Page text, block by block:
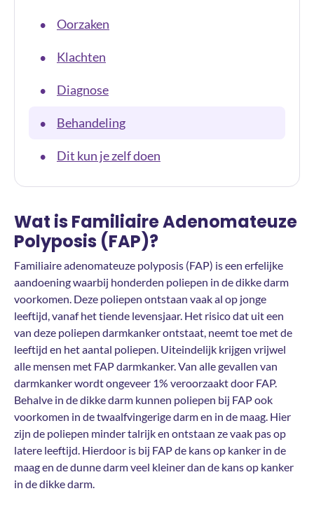
• Oorzaken
• Klachten
• Diagnose
• Behandeling
• Dit kun je zelf doen
Wat is Familiaire Adenomateuze
Polyposis (FAP)?
Familiaire adenomateuze polyposis (FAP) is een erfelijke
aandoening waarbij honderden poliepen in de dikke darm
voorkomen. Deze poliepen ontstaan vaak al op jonge
leeftijd, vanaf het tiende levensjaar. Het risico dat uit een
van deze poliepen darmkanker ontstaat, neemt toe met de
leeftijd en het aantal poliepen. Uiteindelijk krijgen vrijwel
alle mensen met FAP darmkanker. Van alle gevallen van
darmkanker wordt ongeveer 1% veroorzaakt door FAP.
Behalve in de dikke darm kunnen poliepen bij FAP ook
voorkomen in de twaalfvingerige darm en in de maag. Hier
zijn de poliepen minder talrijk en ontstaan ze vaak pas op
latere leeftijd. Hierdoor is bij FAP de kans op kanker in de
maag en de dunne darm veel kleiner dan de kans op kanker
in de dikke darm.